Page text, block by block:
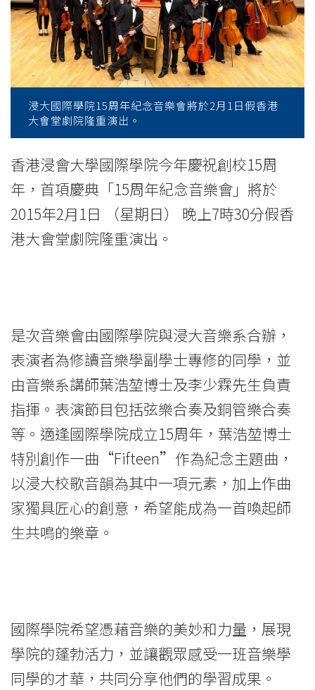
College
of
International
Education
Hong
Kong
Baptist
浸大國際學院15周年紀念音樂會將於2月1日假香港
大會堂劇院隆重演出。
香港浸會大學國際學院今年慶祝創校15周
年，首項慶典「15周年紀念音樂會」將於
2015年2月1日 （星期日） 晚上7時30分假香
港大會堂劇院隆重演出。
是次音樂會由國際學院與浸大音樂系合辦，
表演者為修讀音樂學副學士專修的同學，並
由音樂系講師葉浩堃博士及李少霖先生負責
指揮。表演節目包括弦樂合奏及銅管樂合奏
等。適逢國際學院成立15周年，葉浩堃博士
特別創作一曲“Fifteen”作為紀念主題曲，
以浸大校歌音韻為其中一項元素，加上作曲
家獨具匠心的創意，希望能成為一首喚起師
生共鳴的樂章。
國際學院希望憑藉音樂的美妙和力量，展現
學院的蓬勃活力，並讓觀眾感受一班音樂學
同學的才華，共同分享他們的學習成果。